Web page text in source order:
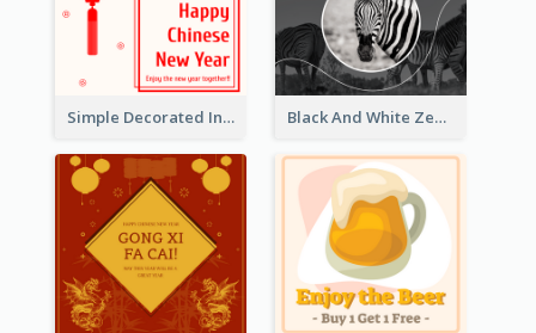
Simple Decorated Instagram Post Of Chinese New Year Black And White Zebra World Wildlife Day Instagram Post